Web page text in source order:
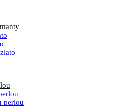
perlou